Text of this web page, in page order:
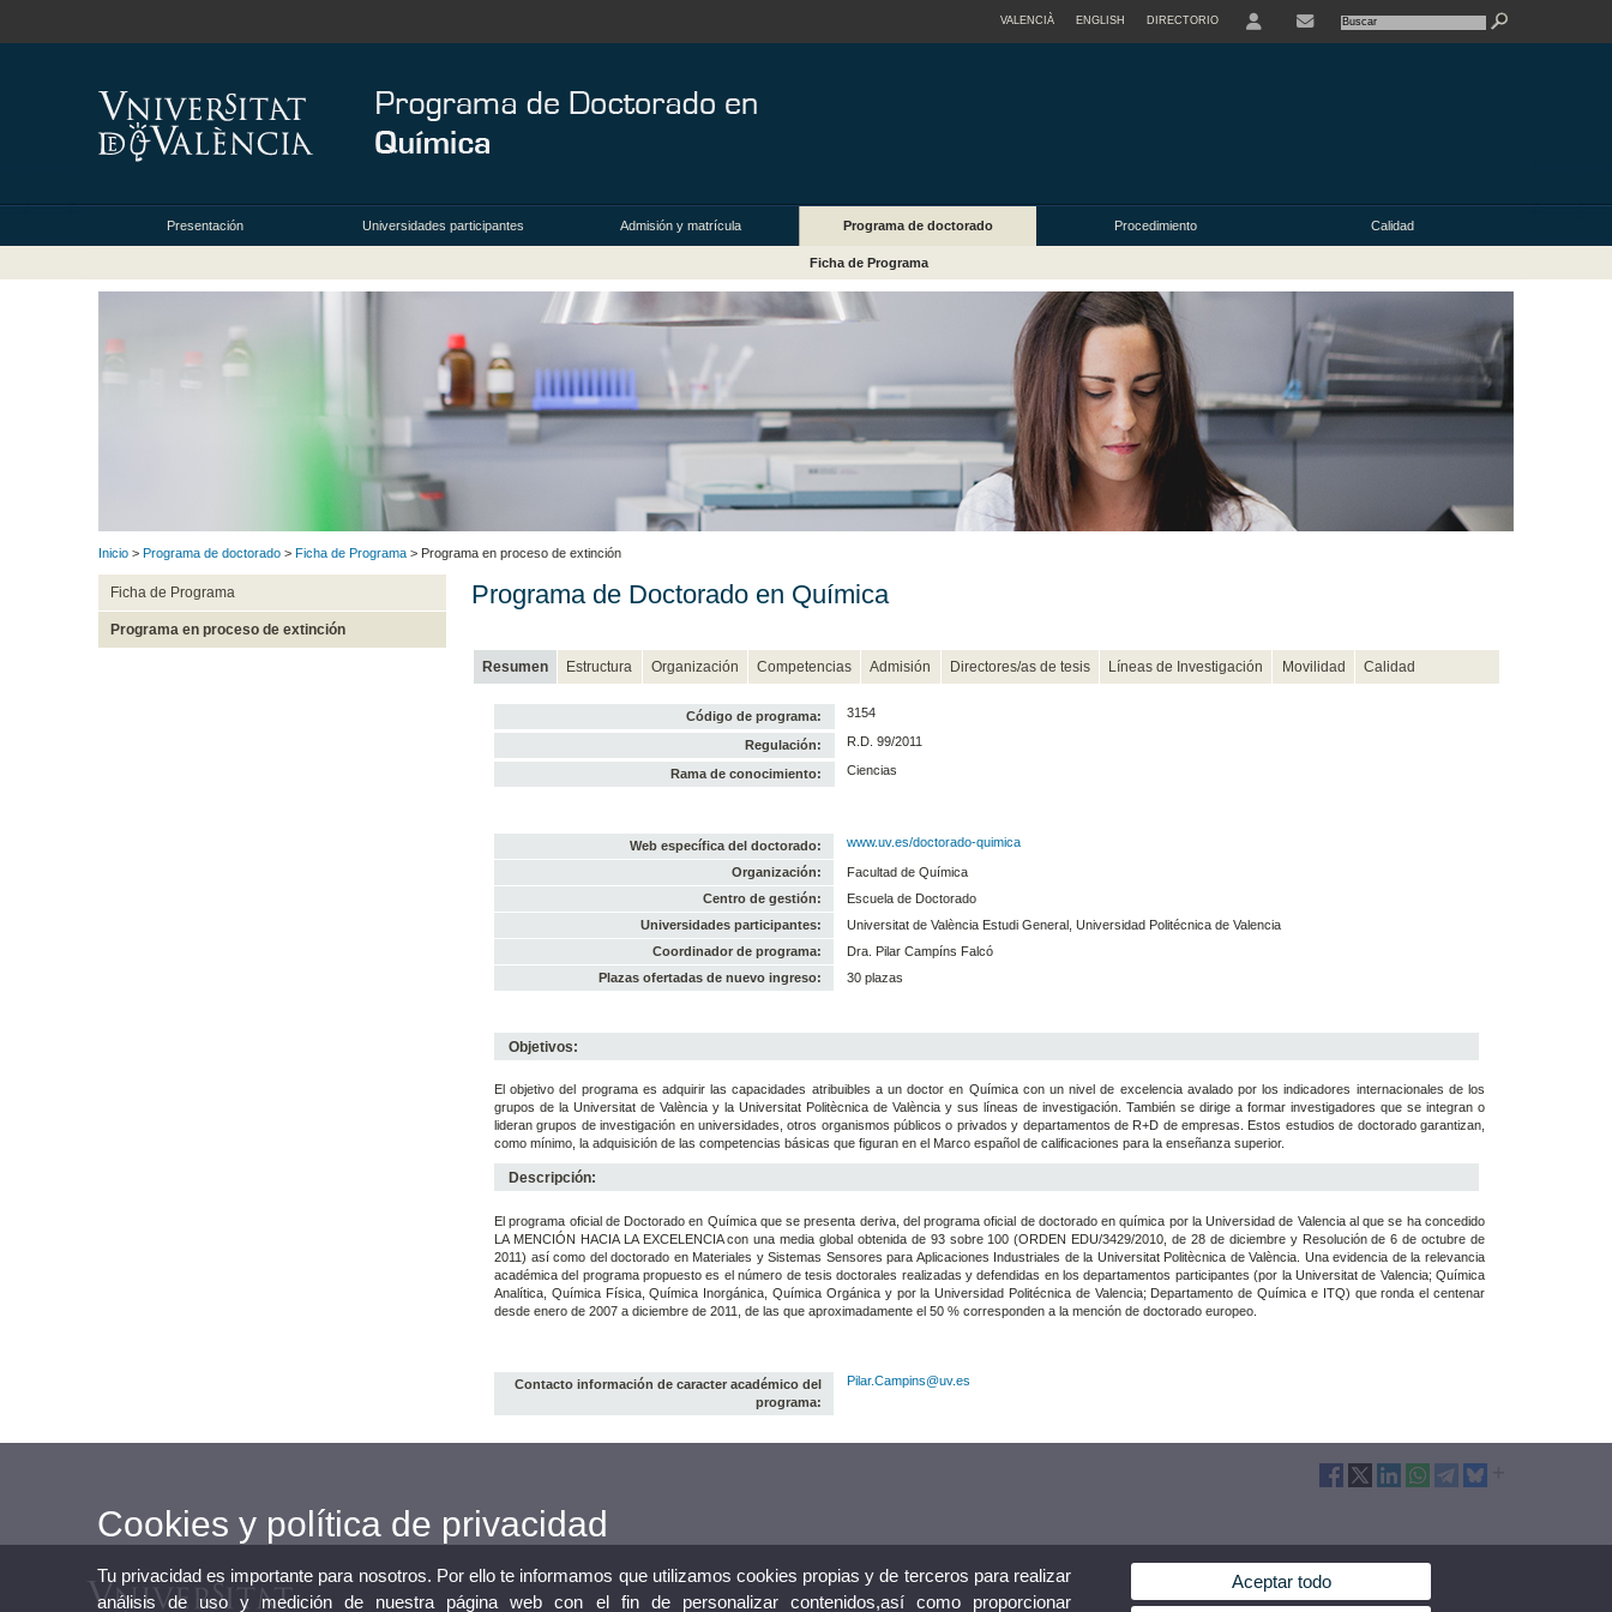
VALENCIÀ ENGLISH DIRECTORIO
Presentación Universidades participantes Admisión y matrícula Programa de doctorado Procedimiento Calidad
Ficha de Programa
Inicio > Programa de doctorado > Ficha de Programa > Programa en proceso de extinción
Ficha de Programa
Programa en proceso de extinción
Programa de Doctorado en Química
Resumen Estructura Organización Competencias Admisión Directores/as de tesis Líneas de Investigación Movilidad Calidad
Código de programa: 3154
Regulación: R.D. 99/2011
Rama de conocimiento: Ciencias
Web específica del doctorado: www.uv.es/doctorado-quimica
Organización:
Facultad de Química
Centro de gestión:
Escuela de Doctorado
Universidades participantes:
Universitat de València Estudi General, Universidad Politécnica de Valencia
Coordinador de programa:
Dra. Pilar Campíns Falcó
Plazas ofertadas de nuevo ingreso:
30 plazas
Objetivos:
El objetivo del programa es adquirir las capacidades atribuibles a un doctor en Química con un nivel de excelencia avalado por los indicadores internacionales de los
grupos de la Universitat de València y la Universitat Politècnica de València y sus líneas de investigación. También se dirige a formar investigadores que se integran o
lideran grupos de investigación en universidades, otros organismos públicos o privados y departamentos de R+D de empresas. Estos estudios de doctorado garantizan,
como mínimo, la adquisición de las competencias básicas que figuran en el Marco español de calificaciones para la enseñanza superior.
Descripción:
El programa oficial de Doctorado en Química que se presenta deriva, del programa oficial de doctorado en química por la Universidad de Valencia al que se ha concedido
LA MENCIÓN HACIA LA EXCELENCIA con una media global obtenida de 93 sobre 100 (ORDEN EDU/3429/2010, de 28 de diciembre y Resolución de 6 de octubre de
2011) así como del doctorado en Materiales y Sistemas Sensores para Aplicaciones Industriales de la Universitat Politècnica de València. Una evidencia de la relevancia
académica del programa propuesto es el número de tesis doctorales realizadas y defendidas en los departamentos participantes (por la Universitat de Valencia; Química
Analítica, Química Física, Química Inorgánica, Química Orgánica y por la Universidad Politécnica de Valencia; Departamento de Química e ITQ) que ronda el centenar
desde enero de 2007 a diciembre de 2011, de las que aproximadamente el 50 % corresponden a la mención de doctorado europeo.
Contacto información de caracter académico del
programa:
Pilar.Campins@uv.es
Cookies y política de privacidad
Tu privacidad es importante para nosotros. Por ello te informamos que utilizamos cookies propias y de terceros para realizar
análisis de uso y medición de nuestra página web con el fin de personalizar contenidos,así como proporcionar
Aceptar todo